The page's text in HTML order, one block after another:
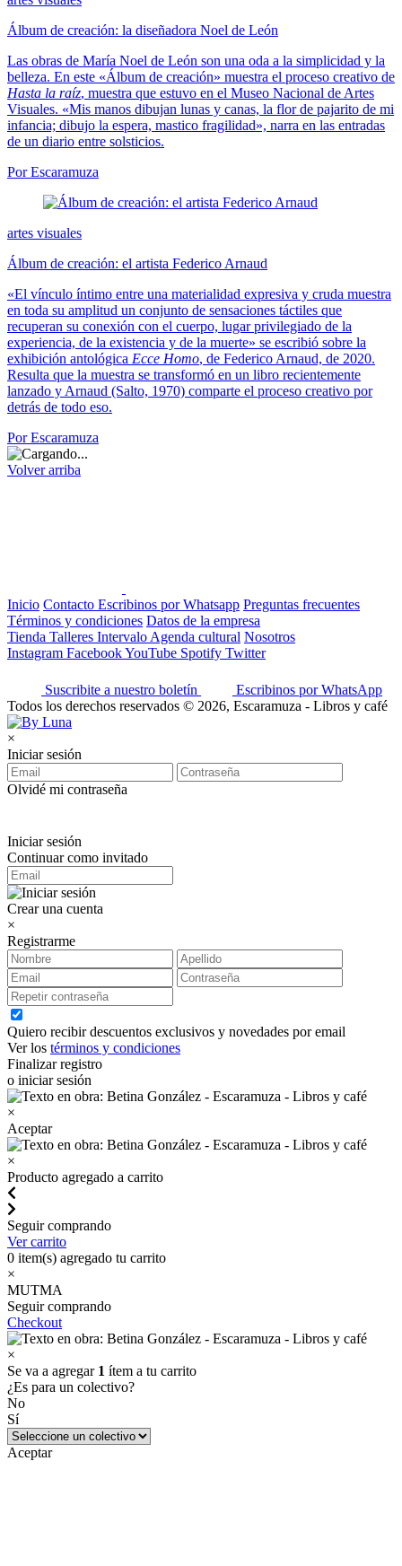
Álbum de creación: la diseñadora Noel de León
Las obras de María Noel de León son una oda a la simplicidad y la
belleza. En este «Álbum de creación» muestra el proceso creativo de
Hasta la raíz, muestra que estuvo en el Museo Nacional de Artes
Visuales. «Mis manos dibujan lunas y canas, la flor de pajarito de mi
infancia; dibujo la espera, mastico fragilidad», narra en las entradas
de un diario entre solsticios.
Por Escaramuza
artes visuales
Álbum de creación: el artista Federico Arnaud
«El vínculo íntimo entre una materialidad expresiva y cruda muestra
en toda su amplitud un conjunto de sensaciones táctiles que
recuperan su conexión con el cuerpo, lugar privilegiado de la
experiencia, de la existencia y de la muerte» se escribió sobre la
exhibición antológica Ecce Homo, de Federico Arnaud, de 2020.
Resulta que la muestra se transformó en un libro recientemente
lanzado y Arnaud (Salto, 1970) comparte el proceso creativo por
detrás de todo eso.
Por Escaramuza
Volver arriba
Inicio Contacto Escribinos por Whatsapp Preguntas frecuentes
Términos y condiciones Datos de la empresa
Tienda Talleres Intervalo Agenda cultural Nosotros
Instagram FacebookYouTube Spotify Twitter
Suscribite a nuestro boletín
Escribinos por WhatsApp
Todos los derechos reservados © 2026, Escaramuza - Libros y café
×
Iniciar sesión
Olvidé mi contraseña
Iniciar sesión
Continuar como invitado
Crear una cuenta
×
Registrarme
Quiero recibir descuentos exclusivos y novedades por email
Ver los términos y condiciones
Finalizar registro
o iniciar sesión
×
Aceptar
×
Producto agregado a carrito
Seguir comprando
Ver carrito
0 item(s) agregado tu carrito
×
MUTMA
Seguir comprando
Checkout
×
Se va a agregar 1 ítem a tu carrito
¿Es para un colectivo?
No
Sí
Aceptar